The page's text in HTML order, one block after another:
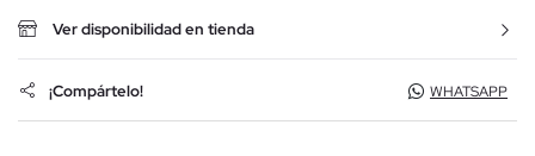
Ver disponibilidad en tienda
¡Compártelo! WHATSAPP